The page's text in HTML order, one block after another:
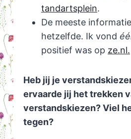
tandartsplein.
De meeste
hetzelfde. Ik vond
positief was op ze.nl.
Heb jij je
ervaarde jij het trekken
verstandskiezen? Viel
tegen?